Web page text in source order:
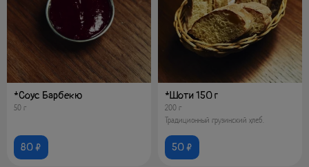
*Соус Барбекю
50 г
80 ₽
*Шоти 150 г
200 г
Традиционный грузинский хлеб.
50 ₽